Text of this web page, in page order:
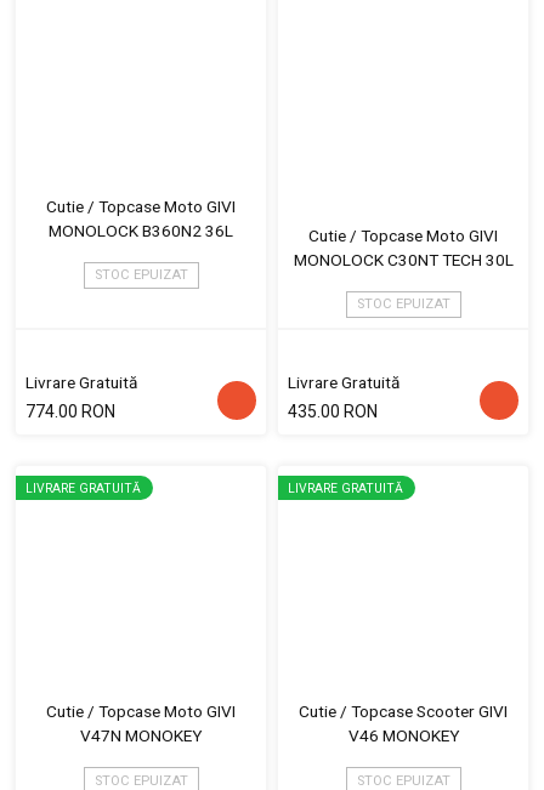
Cutie / Topcase Moto GIVI
MONOLOCK B360N2 36L
STOC EPUIZAT
Livrare Gratuită
774.00 RON
Cutie / Topcase Moto GIVI
MONOLOCK C30NT TECH 30L
STOC EPUIZAT
Livrare Gratuită
435.00 RON
LIVRARE GRATUITĂ
Cutie / Topcase Moto GIVI
V47N MONOKEY
STOC EPUIZAT
LIVRARE GRATUITĂ
Cutie / Topcase Scooter GIVI
V46 MONOKEY
STOC EPUIZAT